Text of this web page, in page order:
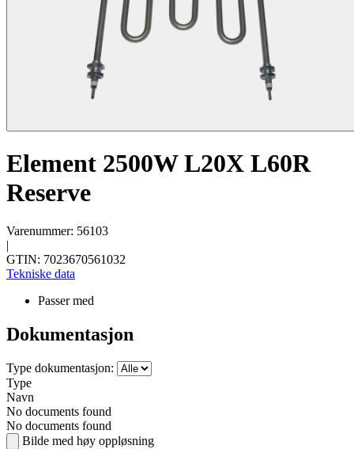
Element 2500W L20X L60R
Reserve
Varenummer: 56103
|
GTIN: 7023670561032
Tekniske data
Passer med
Dokumentasjon
Type dokumentasjon:
Type
Navn
No documents found
No documents found
Bilde med høy oppløsning